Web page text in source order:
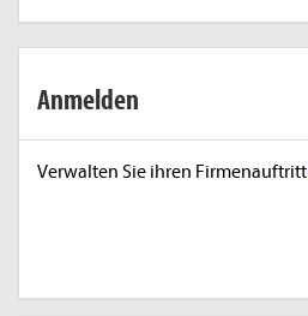
Anmelden
Verwalten Sie ihren Firmenauftritt